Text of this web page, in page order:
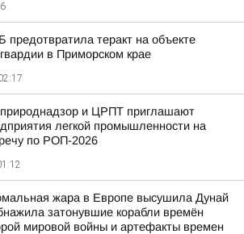
предотвратила теракт на объекте
в Приморском крае
и ЦРПТ приглашают
легкой промышленности на
по РОП-2026
жара в Европе высушила Дунай
затонувшие корабли времён
мировой войны и артефакты времен